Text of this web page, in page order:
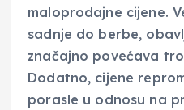
maloprodajne cijene.
sadnje do berbe,
značajno povećava
Dodatno, cijene
porasle u odnosu na